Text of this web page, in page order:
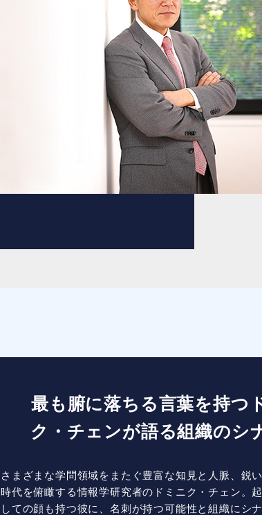
最も腑に落ちる言葉を持つ
ク・チェンが語る組織のシ
さまざまな学問領域をまたぐ豊富な知見と人脈、鋭
時代を俯瞰する情報学研究者のドミニク・チェン。
しての顔も持つ彼に、名刺が持つ可能性と組織にシ